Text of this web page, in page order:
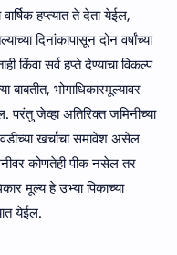
हप्त्यात ते देता येईल,
दिनांकापासून दोन वर्षांच्या
किंवा सर्व हप्ते देण्याचा विकल्प
बाबतीत, भोगाधिकारमूल्यावर
जेव्हा अतिरिक्त जमिनीच्या
खर्चाचा समावेश असेल
कोणतेही पीक नसेल तर
मूल्य हे उभ्या पिकाच्या
येईल.